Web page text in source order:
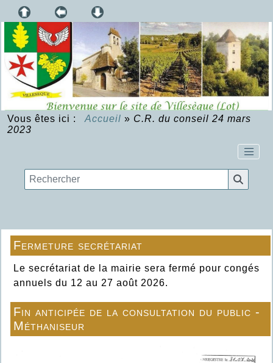
Vous êtes ici : Accueil » C.R. du conseil 24 mars
2023
Fermeture secrétariat
Le secrétariat de la mairie sera fermé pour congés
annuels du 12 au 27 août 2026.
Fin anticipée de la consultation du public -
Méthaniseur